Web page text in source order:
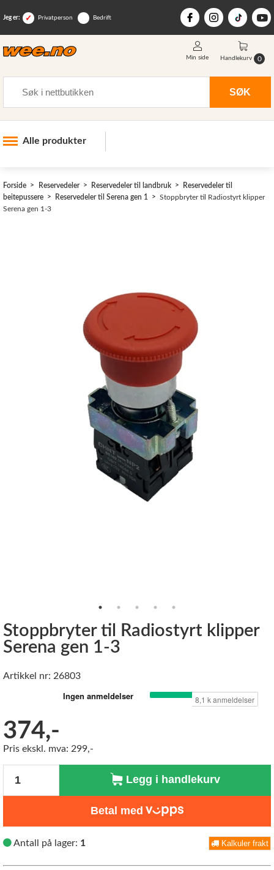
Jeg er: Privatperson Bedrift
SØK
Min side Handlekurv 0
Alle produkter
Skogsutstyr
Forside Reservedeler Reservedeler til landbruk
Reservedeler til
beitepussere
Reservedeler til Serena gen 1
Stoppbryter til Radiostyrt klipper
Serena gen 1-3
Stoppbryter til Radiostyrt klipper
Serena gen 1-3
Artikkel nr: 26803
374,-
Pris ekskl. mva: 299,-
Antall
Legg i handlekurv
Betal med
Antall på lager: 1 Kalkuler frakt